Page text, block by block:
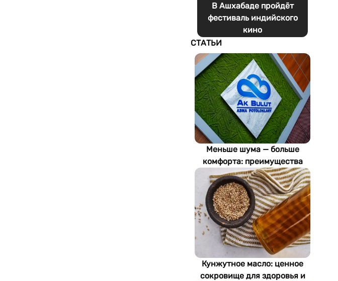
В Ашхабаде пройдёт
фестиваль индийского
кино
СТАТЬИ
Меньше шума — больше
комфорта: преимущества
акустических потолков Ak
Bulut
Кунжутное масло: ценное
сокровище для здоровья и